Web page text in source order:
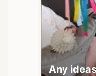
Any